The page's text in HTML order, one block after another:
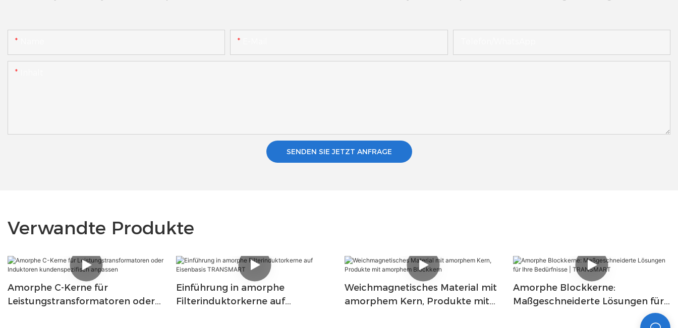
SENDEN SIE JETZT ANFRAGE
Verwandte Produkte
Amorphe C-Kerne für
Leistungstransformatoren oder
Einführung in amorphe
Filterinduktorkerne auf
Weichmagnetisches Material mit
amorphem Kern, Produkte mit
Amorphe Blockkerne:
Maßgeschneiderte Lösungen für
Ihre Bedürfnisse | TRANSMART